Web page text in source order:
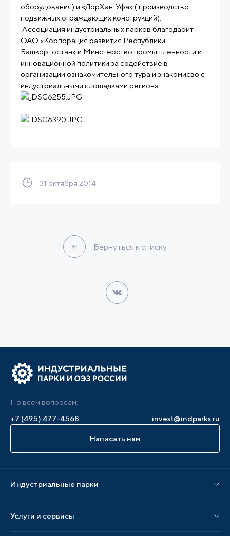
оборудования) и «ДорХан-Уфа» ( производство
подвижных ограждающих конструкций).
Ассоциация индустриальных парков благодарит
ОАО «Корпорация развития Республики
Башкортостан» и Минстерство промышленности и
инновационной политики за содействие в
организации ознакомительного тура и знакомисво с
индустриальными площадками региона.
31 октября 2014
Вернуться к списку
По всем вопросам:
+7 (495) 477-4568
invest@indparks.ru
Написать нам
Индустриальные парки
Парки по регионам
Услуги и сервисы